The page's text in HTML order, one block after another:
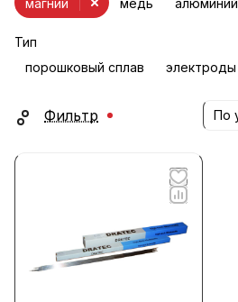
Тип
порошковый сплав
электроды
Фильтр